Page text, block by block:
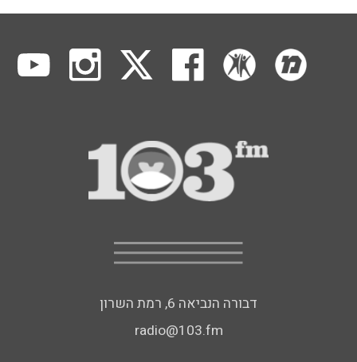
דבורה הנביאה 6, רמת השרון
radio@103.fm